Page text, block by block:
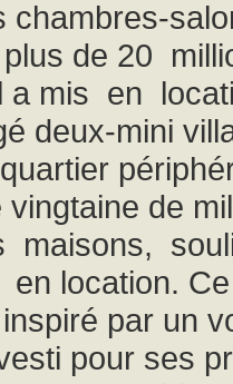
chambres-
de 20
a mis en
deux-mini
de
maisons,
location.
par un
pour ses